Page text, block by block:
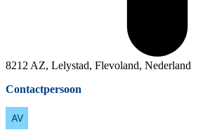
8212 AZ, Lelystad, Flevoland, Nederland
Contactpersoon